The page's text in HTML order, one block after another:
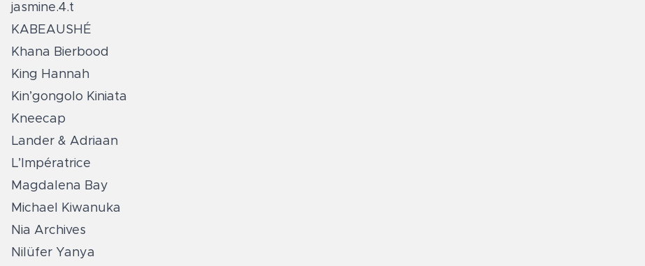
jasmine.4.t
KABEAUSHÉ
Khana Bierbood
King Hannah
Kin’gongolo Kiniata
Kneecap
Lander & Adriaan
L’Impératrice
Magdalena Bay
Michael Kiwanuka
Nia Archives
Nilüfer Yanya